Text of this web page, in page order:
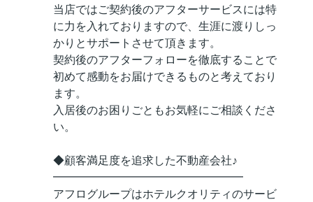
当店ではご契約後のアフターサービスには特
に力を入れておりますので、生涯に渡りしっ
かりとサポートさせて頂きます。
契約後のアフターフォローを徹底することで
初めて感動をお届けできるものと考えており
ます。
入居後のお困りごともお気軽にご相談くださ
い。
◆顧客満足度を追求した不動産会社♪
━━━━━━━━━━━━━━━━━
アフログループはホテルクオリティのサービ